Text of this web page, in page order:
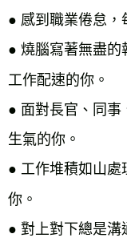
● 感到職業倦怠，
● 燒腦寫著無盡的
工作配速的你。
● 面對長官、同事
生氣的你。
● 工作堆積如山處
你。
● 對上對下總是溝